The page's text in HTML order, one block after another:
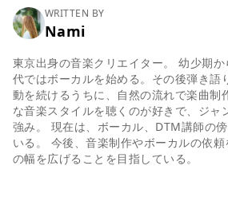
WRITTEN BY
Nami
東京出身の音楽クリエイター。 幼少期
代ではボーカルを始める。その後弾き語
動を続けるうちに、自然の流れで楽曲制
な音楽スタイルを聴くのが好きで、ジャ
強み。 現在は、ボーカル、DTM講師の
いる。 今後、音楽制作やボーカルの依
の幅を広げることを目指している。